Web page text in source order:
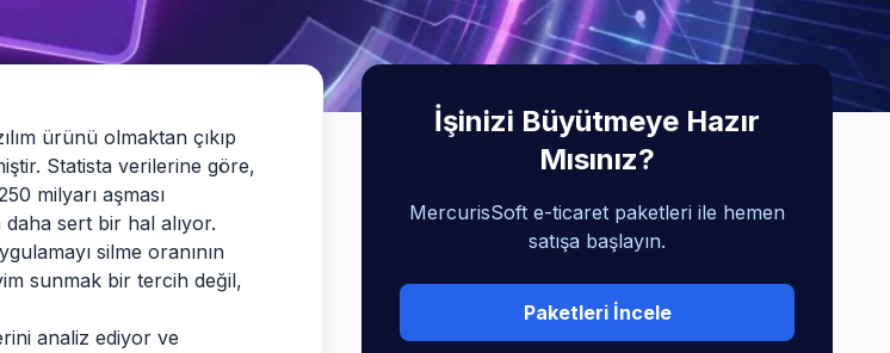
ürünü olmaktan çıkıp
Statista verilerine göre,
milyarı aşması
sert bir hal alıyor.
silme oranının
sunmak bir tercih değil,
analiz ediyor ve
İşinizi Büyütmeye Hazır
Mısınız?
MercurisSoft e-ticaret paketleri ile hemen
satışa başlayın.
Paketleri İncele